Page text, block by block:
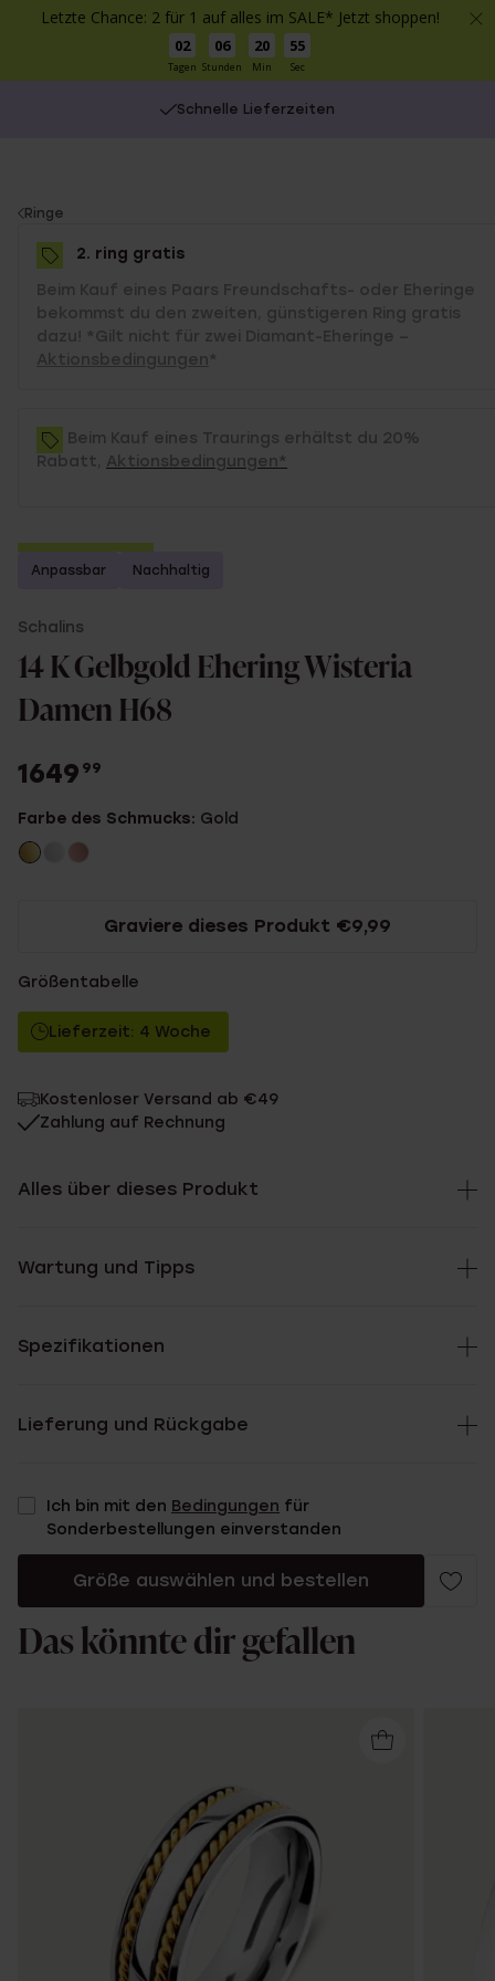
Letzte Chance: 2 für 1 auf alles im SALE* Jetzt shoppen!
02
Tagen
06
Stunden
20
Min
55
Sec
Schnelle Lieferzeiten
You
are
here:
Ringe
2. ring gratis
Beim Kauf eines Paars Freundschafts- oder Eheringe
bekommst du den zweiten, günstigeren Ring gratis
dazu! *Gilt nicht für zwei Diamant-Eheringe –
Aktionsbedingungen *
Beim Kauf eines Traurings erhältst du 20%
Rabatt, Aktionsbedingungen*
2. Artikel gratis
Anpassbar Nachhaltig
Schalins
14 K Gelbgold Ehering Wisteria
Damen H68
1649 99
Farbe des Schmucks: Gold
Graviere dieses Produkt €9,99
Größentabelle
Lieferzeit: 4 Woche
Kostenloser Versand ab €49
Zahlung auf Rechnung
Alles über dieses Produkt
Wartung und Tipps
Spezifikationen
Lieferung und Rückgabe
Ich bin mit den Bedingungen für
Sonderbestellungen einverstanden
Größe auswählen und bestellen
Das könnte dir gefallen